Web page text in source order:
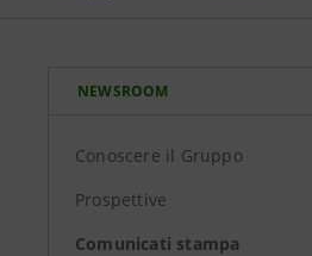
NEWSROOM
Conoscere il Gruppo
Prospettive
Comunicati stampa